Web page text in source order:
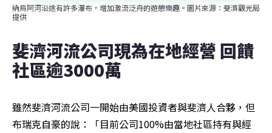
納烏阿河沿途有許多瀑布，增加激流泛舟的遊憩樂趣。圖片來源：斐濟觀光局
提供
斐濟河流公司現為在地經營 回饋
社區逾3000萬
雖然斐濟河流公司一開始由美國投資者與斐濟人合夥，但
布瑞克自豪的說：「目前公司100%由當地社區持有與經